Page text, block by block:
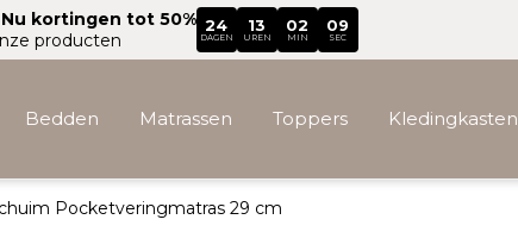
Nu kortingen tot 50%
producten
24
DAGEN
13
UREN
02
MIN
07
SEC
Bedden Matrassen Toppers Kledingkasten
Pocketveringmatras 29 cm